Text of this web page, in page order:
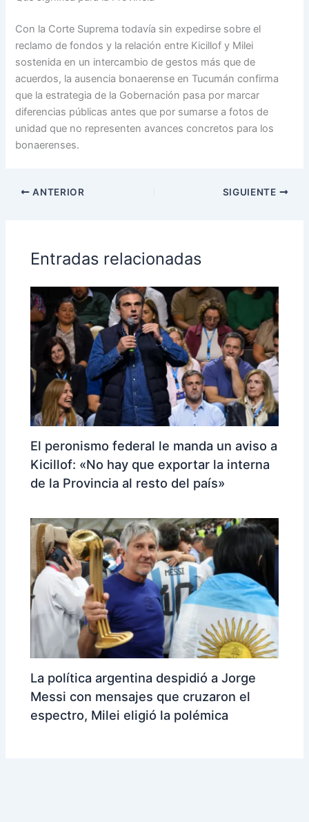
Con la Corte Suprema todavía sin expedirse sobre el
reclamo de fondos y la relación entre Kicillof y Milei
sostenida en un intercambio de gestos más que de
acuerdos, la ausencia bonaerense en Tucumán confirma
que la estrategia de la Gobernación pasa por marcar
diferencias públicas antes que por sumarse a fotos de
unidad que no representen avances concretos para los
bonaerenses.
ANTERIOR SIGUIENTE
Entradas relacionadas
El peronismo federal le manda un aviso a
Kicillof: «No hay que exportar la interna
de la Provincia al resto del país»
La política argentina despidió a Jorge
Messi con mensajes que cruzaron el
espectro, Milei eligió la polémica